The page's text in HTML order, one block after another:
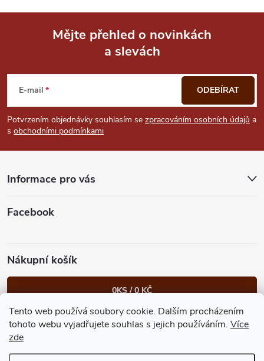
Tento web používá soubory cookie. Dalším procházením
tohoto webu vyjadřujete souhlas s jejich používáním. Více
zde
p
a
Mějte přehled o novinkách
a slevách
E-mail
Potvrzením objednávky souhlasím se zpracováním osobních údajů a
s obchodními podmínkami
ODEBÍRAT
Informace pro vás
Facebook
Nákupní košík
0KS /0 KČ
Heureka.cz Facebook Instagram Bonvolo - přidej se taky